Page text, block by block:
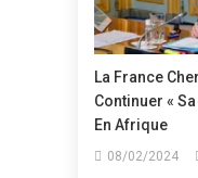
La France
Continuer «
En Afrique
08/02/2024